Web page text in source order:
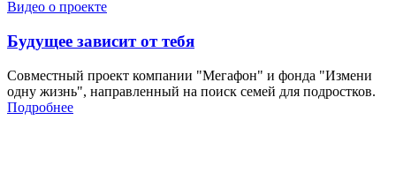
Видео о проекте
Будущее зависит от тебя
Совместный проект компании "Мегафон" и фонда "Измени
одну жизнь", направленный на поиск семей для подростков.
Подробнее